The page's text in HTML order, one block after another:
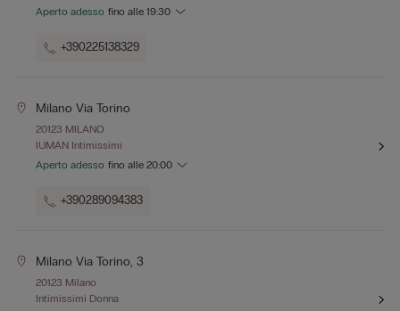
Aperto adesso fino alle 19:30
+390225138329
Milano Via Torino
20123 MILANO
IUMAN Intimissimi
Aperto adesso fino alle 20:00
+390289094383
Milano Via Torino, 3
20123 Milano
Intimissimi Donna